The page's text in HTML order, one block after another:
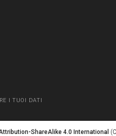
I TUOI DATI
ShareAlike 4.0 International